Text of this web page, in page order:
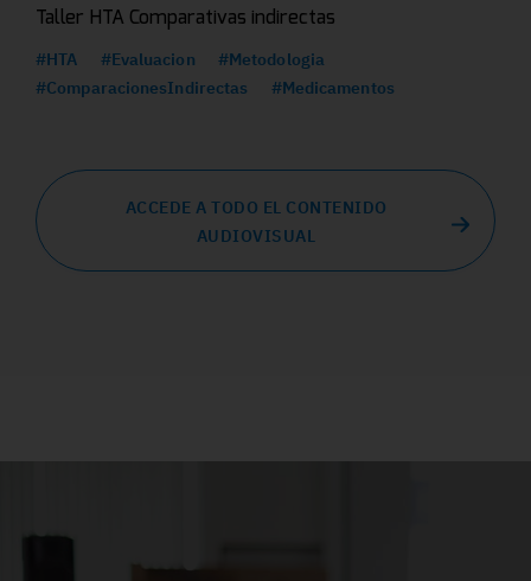
Taller HTA Comparativas indirectas
#HTA #Evaluacion
#Metodologia
#ComparacionesIndirectas
#Medicamentos
ACCEDE A TODO EL CONTENIDO
AUDIOVISUAL